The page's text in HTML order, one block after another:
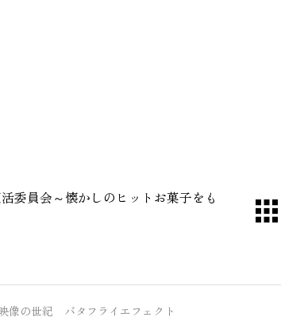
委員会～懐かしのヒットお菓子をも
像の世紀 バタフライエフェクト 「ホロ